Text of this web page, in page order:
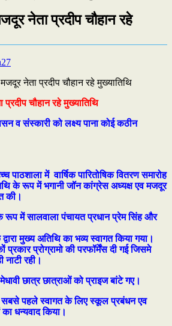
नेता प्रदीप चौहान रहे
प्रदीप चौहान रहे मुख्यातिथि
व संस्कारी को लक्ष्य पाना कोई कठीन
पाठशाला में वार्षिक पारितोषिक वितरण समारोह
के रूप में भगानी जॉन कांग्रेस अध्यक्ष एव मजदूर
की।
में सालवाला पंचायत प्रधान प्रेम सिंह और
मुख्य अतिथि का भव्य स्वागत किया गया।
प्रोग्रामो की परफॉर्मेंस दी गई जिसमे
नाटी रही।
छात्र छात्राओं को प्राइज बांटे गए।
सबसे पहले स्वागत के लिए स्कूल प्रबंधन एव
धन्यवाद किया।